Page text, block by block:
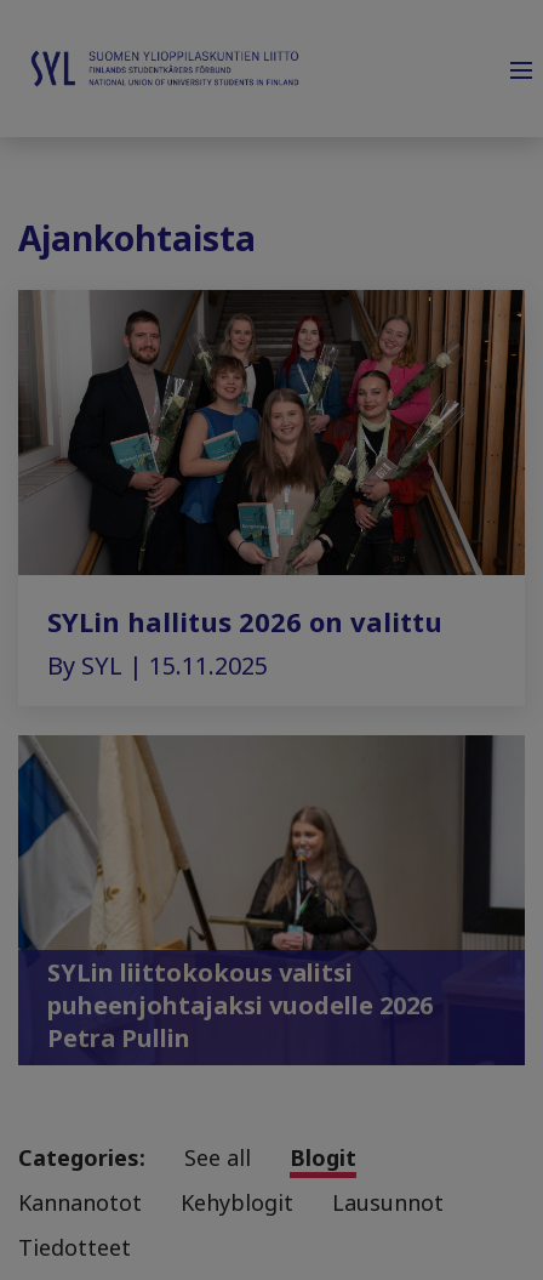
Ajankohtaista
SYLin hallitus 2026 on valittu
By SYL | 15.11.2025
SYLin liittokokous valitsi
puheenjohtajaksi vuodelle 2026
Petra Pullin
Categories: See all
Blogit
Kannanotot
Kehyblogit
Lausunnot
Tiedotteet